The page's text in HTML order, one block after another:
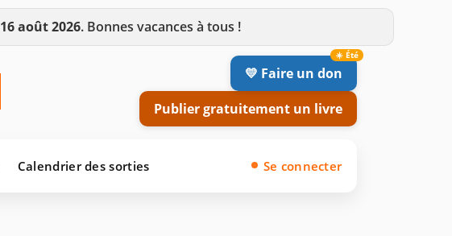
16 août 2026. Bonnes vacances à tous !
💛 Faire un don
Publier gratuitement un livre
Calendrier des sorties Se connecter